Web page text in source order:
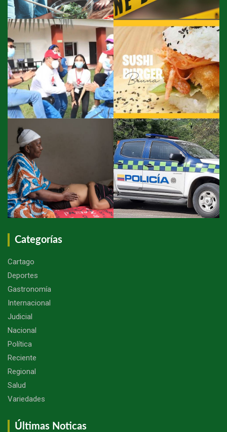
Categorías
Cartago
Deportes
Gastronomía
Internacional
Judicial
Nacional
Política
Reciente
Regional
Salud
Variedades
Últimas Noticas